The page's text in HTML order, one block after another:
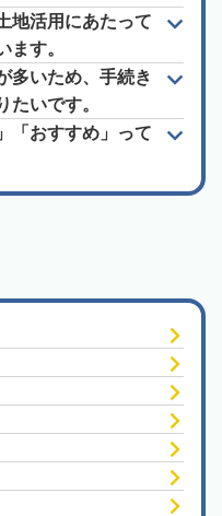
地活用にあたって
ます。
多いため、手続き
たいです。
「おすすめ」って